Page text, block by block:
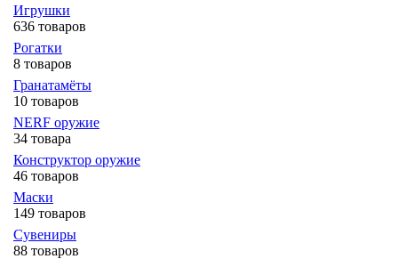
Игрушки
636 товаров
Рогатки
8 товаров
Гранатамёты
10 товаров
NERF оружие
34 товара
Конструктор оружие
46 товаров
Маски
149 товаров
Сувениры
88 товаров